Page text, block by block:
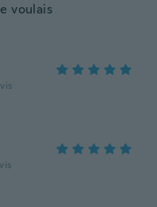
voulais